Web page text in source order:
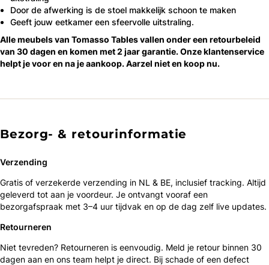
Door de afwerking is de stoel makkelijk schoon te maken
Geeft jouw eetkamer een sfeervolle uitstraling.
Alle meubels van Tomasso Tables vallen onder een retourbeleid
van 30 dagen en komen met 2 jaar garantie. Onze klantenservice
helpt je voor en na je aankoop. Aarzel niet en koop nu.
Bezorg- & retourinformatie
Verzending
Gratis of verzekerde verzending in NL & BE, inclusief tracking. Altijd
geleverd tot aan je voordeur. Je ontvangt vooraf een
bezorgafspraak met 3–4 uur tijdvak en op de dag zelf live updates.
Retourneren
Niet tevreden? Retourneren is eenvoudig. Meld je retour binnen 30
dagen aan en ons team helpt je direct. Bij schade of een defect